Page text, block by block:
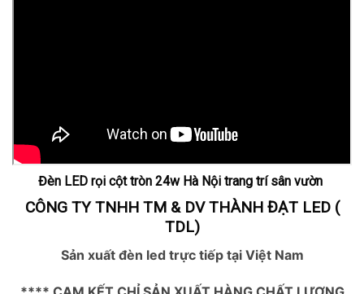
Đèn LED rọi cột tròn 24w Hà Nội trang trí sân vườn
CÔNG TY TNHH TM & DV THÀNH ĐẠT LED (
TDL)
Sản xuất đèn led trực tiếp tại Việt Nam